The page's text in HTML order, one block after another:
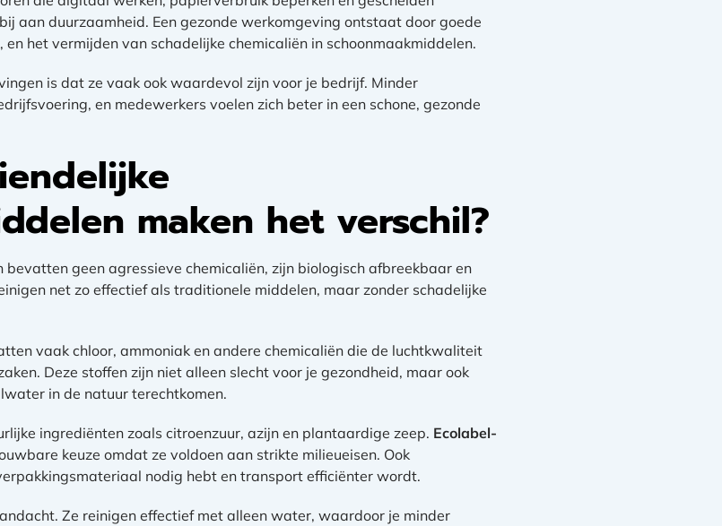
aan duurzaamheid. Een gezonde werkomgeving ontstaat door goede
het vermijden van schadelijke chemicaliën in schoonmaakmiddelen.
is dat ze vaak ook waardevol zijn voor je bedrijf. Minder
en medewerkers voelen zich beter in een schone, gezonde
maken het verschil?
geen agressieve chemicaliën, zijn biologisch afbreekbaar en
net zo effectief als traditionele middelen, maar zonder schadelijke
vaak chloor, ammoniak en andere chemicaliën die de luchtkwaliteit
Deze stoffen zijn niet alleen slecht voor je gezondheid, maar ook
in de natuur terechtkomen.
ingrediënten zoals citroenzuur, azijn en plantaardige zeep. Ecolabel-
keuze omdat ze voldoen aan strikte milieueisen. Ook
nodig hebt en transport efficiënter wordt.
Ze reinigen effectief met alleen water, waardoor je minder